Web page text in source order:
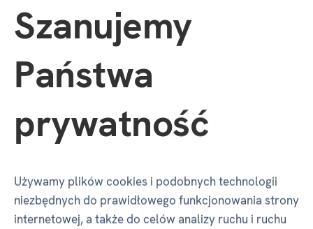
100 %klienci polecają
oceny użytkowników
Czy masz doświadczenie z tym towarem?
Przejrzyj zasady
Szanujemy
Państwa
prywatność
Używamy plików cookies i podobnych technologii
niezbędnych do prawidłowego funkcjonowania strony
internetowej, a także do celów analizy ruchu i ruchu